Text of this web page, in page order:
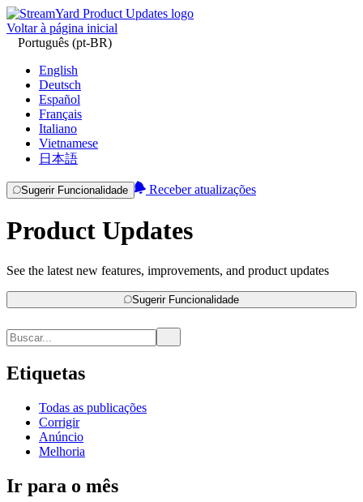
Voltar à página inicial
Português (pt-BR)
English
Deutsch
Español
Français
Italiano
Vietnamese
日本語
Sugerir Funcionalidade Receber atualizações
Product Updates
See the latest new features, improvements, and product updates
Sugerir Funcionalidade
Etiquetas
Todas as publicações
Corrigir
Anúncio
Melhoria
Ir para o mês